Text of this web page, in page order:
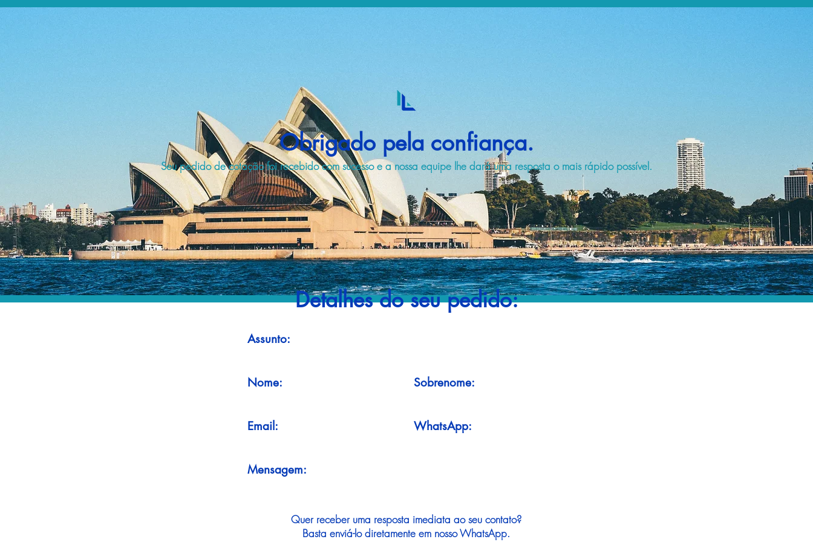
Obrigado pela confiança.
Seu pedido de cotação foi recebido com sucesso e a nossa equipe lhe dará uma resposta o mais rápido possível.
Detalhes do seu pedido:
Assunto:
Nome: Sobrenome:
Email: WhatsApp:
Mensagem:
Quer receber uma resposta imediata ao seu contato?
Basta enviá-lo diretamente em nosso WhatsApp.